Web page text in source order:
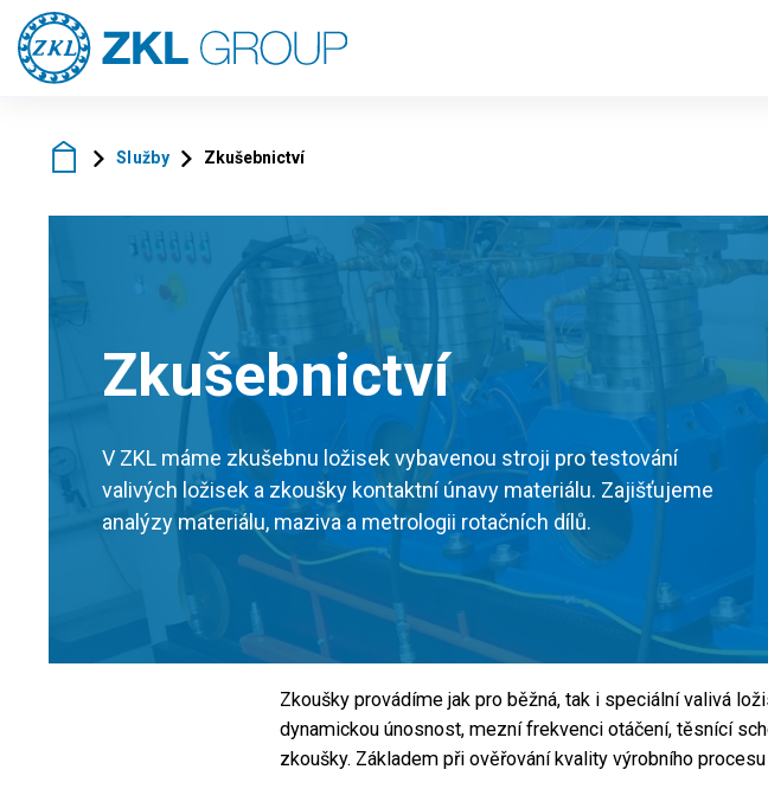
Služby Zkušebnictví
Zkušebnictví
V ZKL máme zkušebnu ložisek vybavenou stroji pro testování
valivých ložisek a zkoušky kontaktní únavy materiálu. Zajišťujeme
analýzy materiálu, maziva a metrologii rotačních dílů.
Zkoušky provádíme jak pro běžná, tak i speciální valivá
dynamickou únosnost, mezní frekvenci otáčení, těsnící
zkoušky. Základem při ověřování kvality výrobního